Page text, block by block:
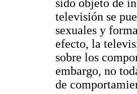
sido objeto de
televisión se
sexuales y
efecto, la
sobre los
embargo, no
de